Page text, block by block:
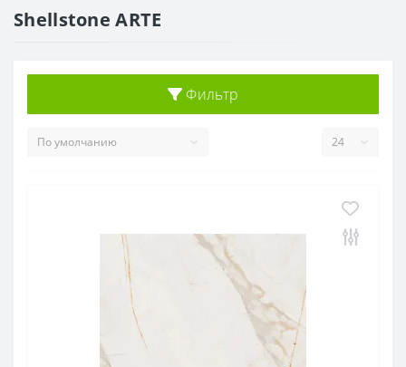
Shellstone ARTE
Фильтр